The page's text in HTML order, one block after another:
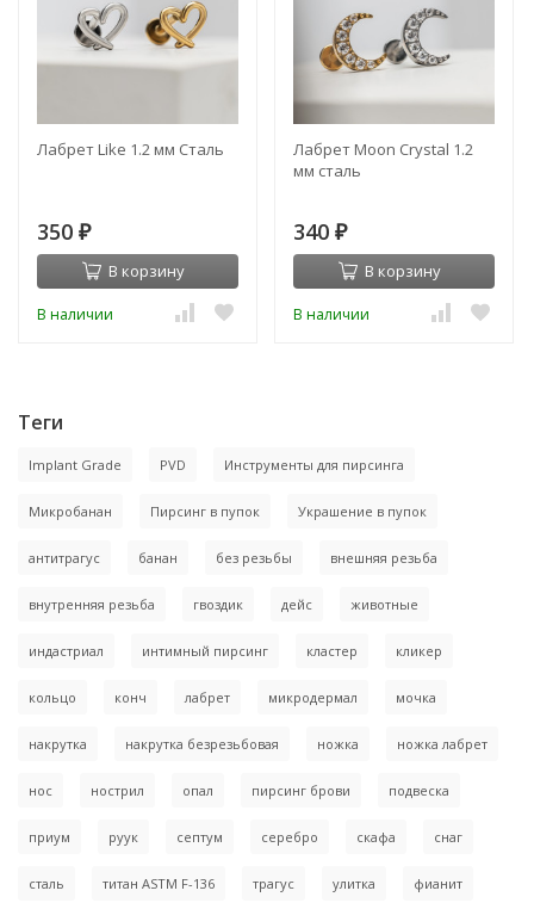
Лабрет Like 1.2 мм Сталь
350 ₽
В корзину
В наличии
Лабрет Moon Crystal 1.2
мм сталь
340 ₽
В корзину
В наличии
Теги
Implant Grade PVD Инструменты для пирсинга
Микробанан Пирсинг в пупок Украшение в пупок
антитрагус банан без резьбы внешняя резьба
внутренняя резьба гвоздик дейс животные
индастриал интимный пирсинг кластер кликер
кольцо конч лабрет микродермал мочка
накрутка накрутка безрезьбовая ножка ножка лабрет
нос нострил опал пирсинг брови подвеска
приум руук септум серебро скафа снаг
сталь титан ASTM F-136 трагус улитка фианит